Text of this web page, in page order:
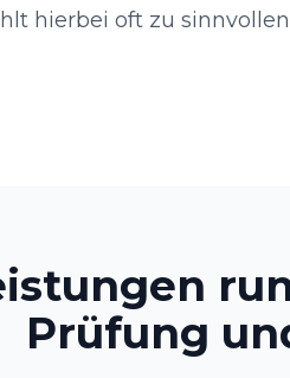
hierbei oft zu sinnvollen
Prüfung